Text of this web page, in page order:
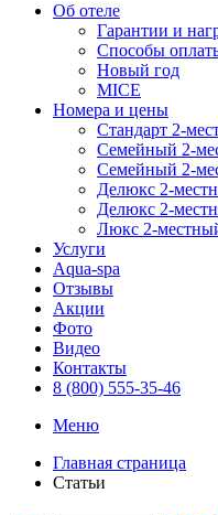
Об отеле
Гарантии и
Способы
Новый год
MICE
Номера и цены
Стандарт 2-
Семейный 2-
Семейный 2-
Делюкс 2-
Делюкс 2-
Люкс 2-
Услуги
Aqua-spa
Отзывы
Акции
Фото
Видео
Контакты
8 (800) 555-35-46
Меню
Главная страница
Статьи